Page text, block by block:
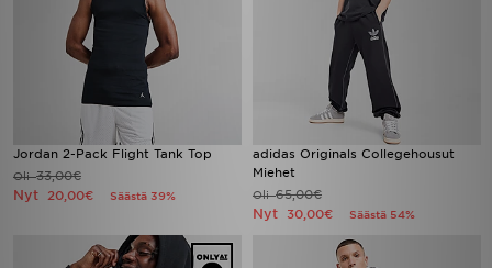
Jordan 2-Pack Flight Tank Top
Oli33,00€
Nyt 20,00€ Säästä 39%
adidas Originals Collegehousut
Miehet
Oli65,00€
Nyt 30,00€ Säästä 54%